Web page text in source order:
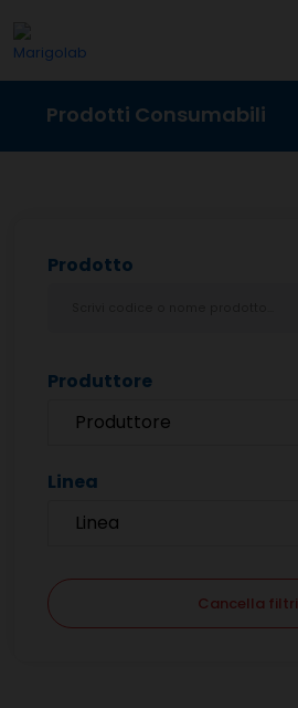
Prodotti Consumabili
Prodotto
Produttore
Produttore
Linea
Linea
Cancella filtri